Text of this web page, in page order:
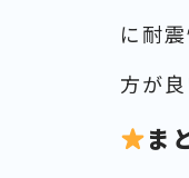
に耐
方が
ま